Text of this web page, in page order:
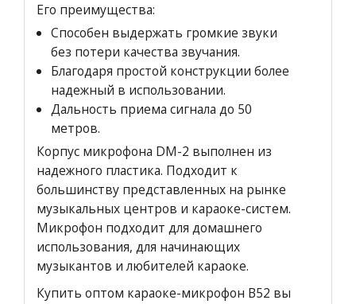
Его преимущества:
Способен выдержать громкие звуки
без потери качества звучания.
Благодаря простой конструкции более
надежный в использовании.
Дальность приема сигнала до 50
метров.
Корпус микрофона DM-2 выполнен из
надежного пластика. Подходит к
большинству представленных на рынке
музыкальных центров и караоке-систем.
Микрофон подходит для домашнего
использования, для начинающих
музыкантов и любителей караоке.
Купить оптом караоке-микрофон B52 вы